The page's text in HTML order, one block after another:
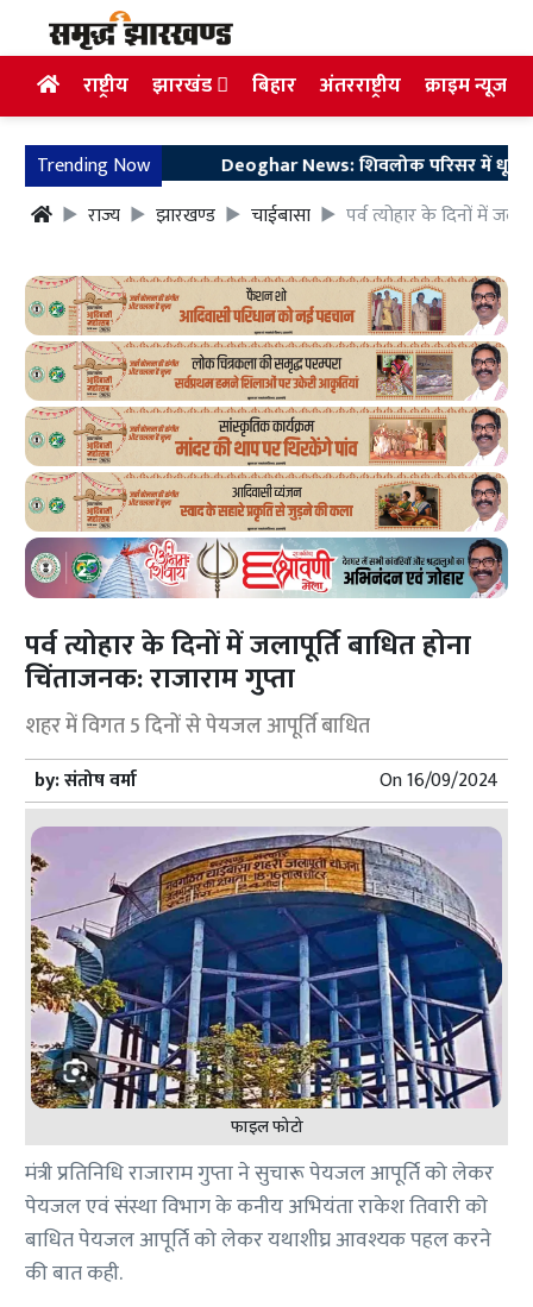
राष्ट्रीय झारखंड बिहार अंतरराष्ट्रीय क्राइम न्यूज
Trending Now
Deoghar News: शिवलोक परिसर में धूमधाम से
राज्य
झारखण्ड चाईबासा पर्व त्योहार के दिनों में
पर्व त्योहार के दिनों में जलापूर्ति बाधित होना
चिंताजनक: राजाराम गुप्ता
शहर में विगत 5 दिनों से पेयजल आपूर्ति बाधित
by:संतोष वर्मा On16/09/2024
फाइल फोटो
मंत्री प्रतिनिधि राजाराम गुप्ता ने सुचारू पेयजल आपूर्ति को लेकर
पेयजल एवं संस्था विभाग के कनीय अभियंता राकेश तिवारी को
बाधित पेयजल आपूर्ति को लेकर यथाशीघ्र आवश्यक पहल करने
की बात कही.